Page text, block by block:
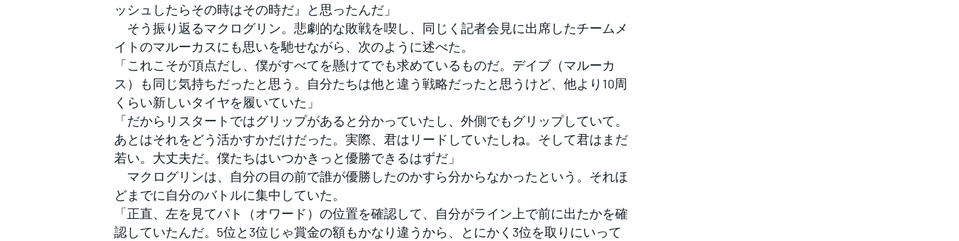
ッシュしたらその時はその時だ』と思ったんだ」
そう振り返るマクログリン。悲劇的な敗戦を喫し、同じく記者会見に出席したチームメ
イトのマルーカスにも思いを馳せながら、次のように述べた。
「これこそが頂点だし、僕がすべてを懸けてでも求めているものだ。デイブ（マルーカ
ス）も同じ気持ちだったと思う。自分たちは他と違う戦略だったと思うけど、他より10周
くらい新しいタイヤを履いていた」
「だからリスタートではグリップがあると分かっていたし、外側でもグリップしていて。
あとはそれをどう活かすかだけだった。実際、君はリードしていたしね。そして君はまだ
若い。大丈夫だ。僕たちはいつかきっと優勝できるはずだ」
マクログリンは、自分の目の前で誰が優勝したのかすら分からなかったという。それほ
どまでに自分のバトルに集中していた。
「正直、左を見てパト（オワード）の位置を確認して、自分がライン上で前に出たかを確
認していたんだ。5位と3位じゃ賞金の額もかなり違うから、とにかく3位を取りにいって